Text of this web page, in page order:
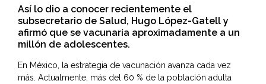
Así lo dio a conocer recientemente el
subsecretario de Salud, Hugo López-Gatell y
afirmó que se vacunaría aproximadamente a un
millón de adolescentes.
En México, la estrategia de vacunación avanza cada vez
más. Actualmente, más del 60 % de la población adulta